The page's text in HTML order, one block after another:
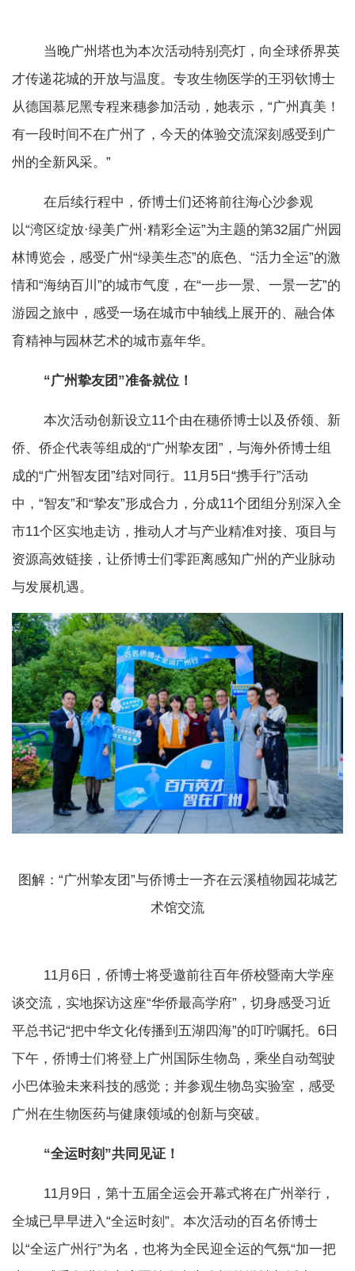
当晚广州塔也为本次活动特别亮灯，向全球侨界英
才传递花城的开放与温度。专攻生物医学的王羽钦博士
从德国慕尼黑专程来穗参加活动，她表示，“广州真美！
有一段时间不在广州了，今天的体验交流深刻感受到广
州的全新风采。”
在后续行程中，侨博士们还将前往海心沙参观
以“湾区绽放·绿美广州·精彩全运”为主题的第32届广州园
林博览会，感受广州“绿美生态”的底色、“活力全运”的激
情和“海纳百川”的城市气度，在“一步一景、一景一艺”的
游园之旅中，感受一场在城市中轴线上展开的、融合体
育精神与园林艺术的城市嘉年华。
“广州挚友团”准备就位！
本次活动创新设立11个由在穗侨博士以及侨领、新
侨、侨企代表等组成的“广州挚友团”，与海外侨博士组
成的“广州智友团”结对同行。11月5日“携手行”活动
中，“智友”和“挚友”形成合力，分成11个团组分别深入全
市11个区实地走访，推动人才与产业精准对接、项目与
资源高效链接，让侨博士们零距离感知广州的产业脉动
与发展机遇。
图解：“广州挚友团”与侨博士一齐在云溪植物园花城艺
术馆交流
11月6日，侨博士将受邀前往百年侨校暨南大学座
谈交流，实地探访这座“华侨最高学府”，切身感受习近
平总书记“把中华文化传播到五湖四海”的叮咛嘱托。6日
下午，侨博士们将登上广州国际生物岛，乘坐自动驾驶
小巴体验未来科技的感觉；并参观生物岛实验室，感受
广州在生物医药与健康领域的创新与突破。
“全运时刻”共同见证！
11月9日，第十五届全运会开幕式将在广州举行，
全城已早早进入“全运时刻”。本次活动的百名侨博士
以“全运广州行”为名，也将为全民迎全运的气氛“加一把